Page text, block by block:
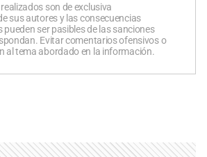
son de exclusiva
sus autores y las consecuencias
pueden ser pasibles de las sanciones
Evitar comentarios ofensivos o
al tema abordado en la información.